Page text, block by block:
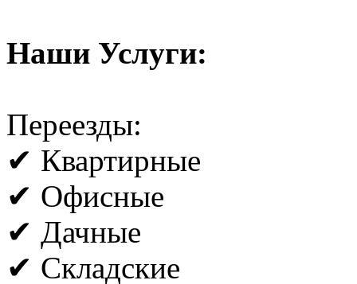
Наши Услуги:
Переезды:
✔ Квартирные
✔ Офисные
✔ Дачные
✔ Складские